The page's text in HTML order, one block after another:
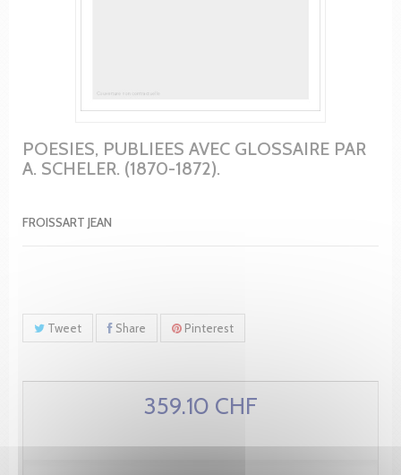
POESIES, PUBLIEES AVEC GLOSSAIRE PAR
A. SCHELER. (1870-1872).
FROISSART JEAN
Tweet Share Pinterest
359.10 CHF